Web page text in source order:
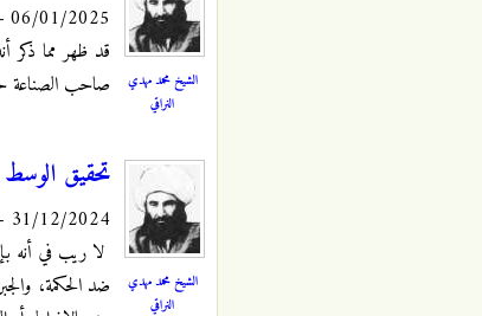
الشيخ محمد مهدي
النراقي
06/01/2025 - 00:38
قد ظهر مما ذكر
صاحب الصناعة
الشيخ محمد مهدي
النراقي
تحقيق الوسط
31/12/2024 - 13:43
لا ريب في أنه
ضد الحكمة،